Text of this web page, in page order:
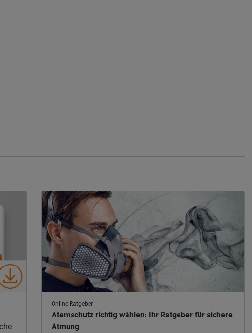
Online-Ratgeber
Atemschutz richtig wählen: Ihr Ratgeber für sichere
Atmung